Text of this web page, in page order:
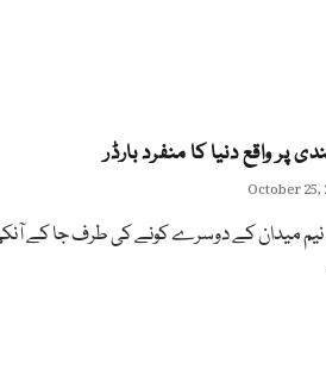
October 25,
میدان کے دوسرے کونے کی طرف جا کے